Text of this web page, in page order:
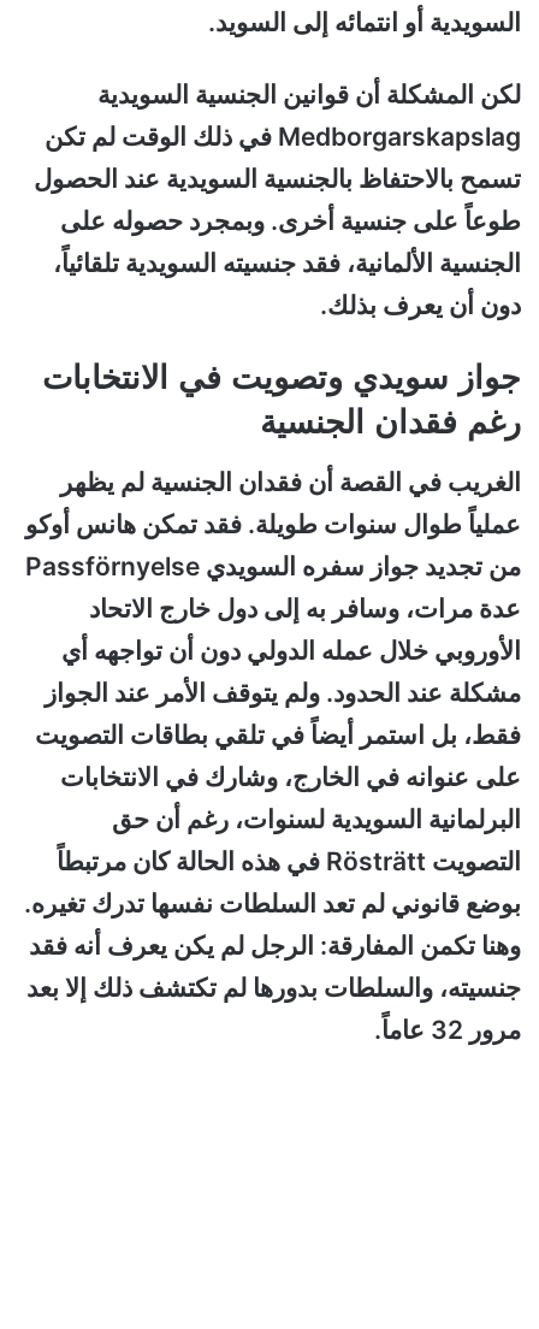
السويدية أو انتمائه إلى السويد.
لكن المشكلة أن قوانين الجنسية السويدية
Medborgarskapslag في ذلك الوقت لم تكن
تسمح بالاحتفاظ بالجنسية السويدية عند الحصول
طوعاً على جنسية أخرى. وبمجرد حصوله على
الجنسية الألمانية، فقد جنسيته السويدية تلقائياً،
دون أن يعرف بذلك.
جواز سويدي وتصويت في الانتخابات
رغم فقدان الجنسية
الغريب في القصة أن فقدان الجنسية لم يظهر
عملياً طوال سنوات طويلة. فقد تمكن هانس أوكو
من تجديد جواز سفره السويدي Passförnyelse
عدة مرات، وسافر به إلى دول خارج الاتحاد
الأوروبي خلال عمله الدولي دون أن تواجهه أي
مشكلة عند الحدود. ولم يتوقف الأمر عند الجواز
فقط، بل استمر أيضاً في تلقي بطاقات التصويت
على عنوانه في الخارج، وشارك في الانتخابات
البرلمانية السويدية لسنوات، رغم أن حق
التصويت Rösträtt في هذه الحالة كان مرتبطاً
بوضع قانوني لم تعد السلطات نفسها تدرك تغيره.
وهنا تكمن المفارقة: الرجل لم يكن يعرف أنه فقد
جنسيته، والسلطات بدورها لم تكتشف ذلك إلا بعد
مرور 32 عاماً.